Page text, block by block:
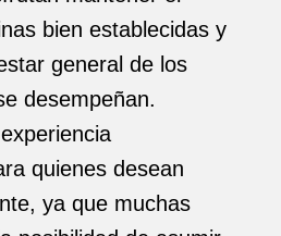
bien establecidas y
general de los
desempeñan.
quienes desean
ya que muchas